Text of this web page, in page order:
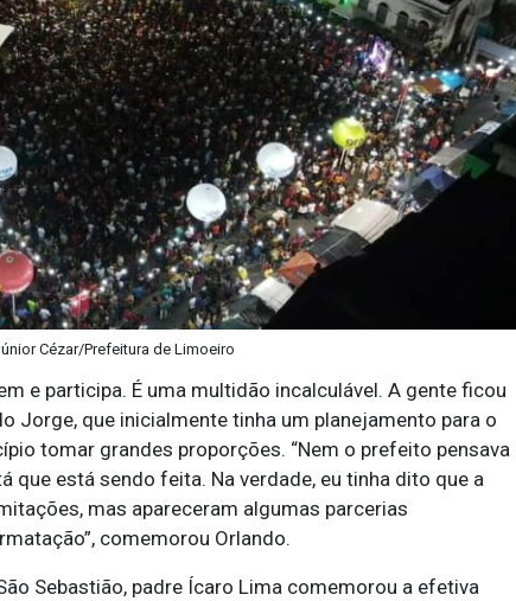
Cézar/Prefeitura de Limoeiro
e participa. É uma multidão incalculável. A gente ficou
Jorge, que inicialmente tinha um planejamento para o
tomar grandes proporções. “Nem o prefeito pensava
está sendo feita. Na verdade, eu tinha dito que a
mas apareceram algumas parcerias
comemorou Orlando.
Sebastião, padre Ícaro Lima comemorou a efetiva